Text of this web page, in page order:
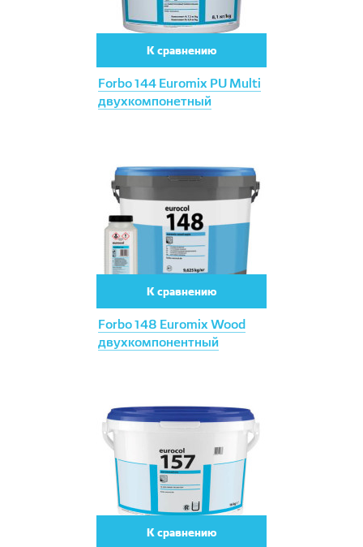
Forbo 144 Euromix PU Multi
двухкомпонетный
К сравнению
Forbo 148 Euromix Wood
двухкомпонентный
К сравнению
К сравнению